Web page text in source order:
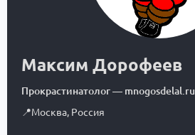
Максим Дорофеев
Прокрастинатолог— mnogosdelal.ru
📍Москва, Россия